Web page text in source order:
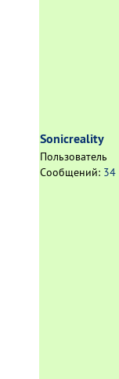
Sonicreality
Пользователь
Сообщений: 34